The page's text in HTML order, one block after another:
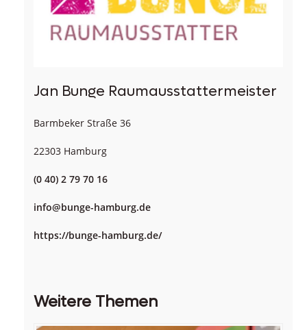
Jan Bunge Raumausstattermeister
Barmbeker Straße 36
22303 Hamburg
(0 40) 2 79 70 16
info@bunge-hamburg.de
https://bunge-hamburg.de/
Weitere Themen